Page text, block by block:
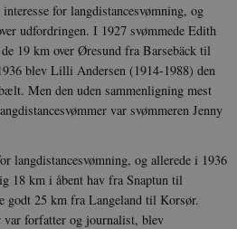
for langdistancesvømning, og
udfordringen. I 1927 svømmede Edith
19 km over Øresund fra Barsebäck til
blev Lilli Andersen (1914-1988) den
Men den uden sammenligning mest
var svømmeren Jenny
langdistancesvømning, og allerede i 1936
18 km i åbent hav fra Snaptun til
godt 25 km fra Langeland til Korsør.
var forfatter og journalist, blev